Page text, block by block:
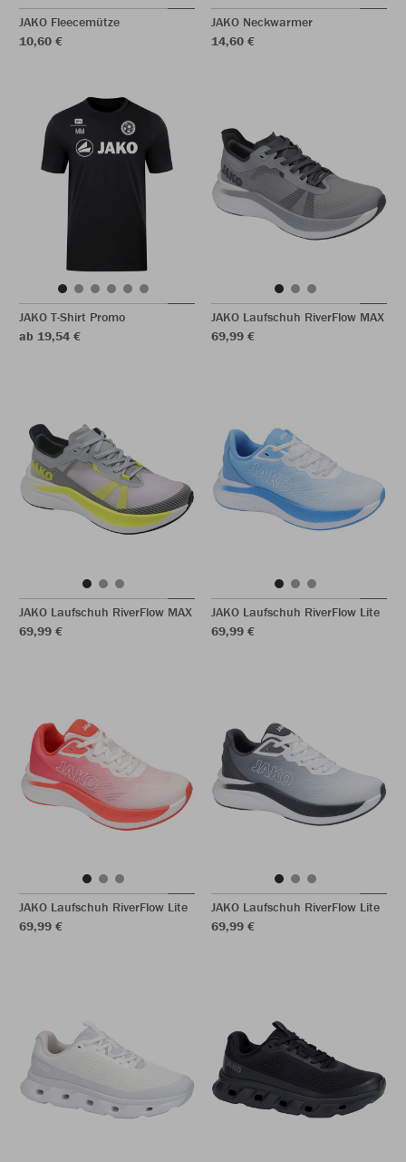
JAKO Fleecemütze
10,60 €
JAKO Neckwarmer
14,60 €
JAKO T-Shirt Promo
ab 19,54 €
JAKO Laufschuh RiverFlow MAX
69,99 €
JAKO Laufschuh RiverFlow MAX
69,99 €
JAKO Laufschuh RiverFlow Lite
69,99 €
JAKO Laufschuh RiverFlow Lite
69,99 €
JAKO Laufschuh RiverFlow Lite
69,99 €